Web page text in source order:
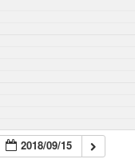
2018/09/15